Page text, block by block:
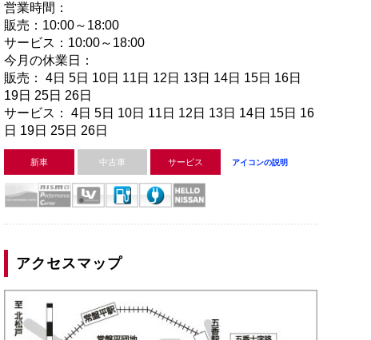
営業時間：
販売：10:00～18:00
サービス：10:00～18:00
今月の休業日：
販売： 4日 5日 10日 11日 12日 13日 14日 15日 16日
19日 25日 26日
サービス： 4日 5日 10日 11日 12日 13日 14日 15日 16
日 19日 25日 26日
新車 中古車 サービス アイコンの説明
アクセスマップ